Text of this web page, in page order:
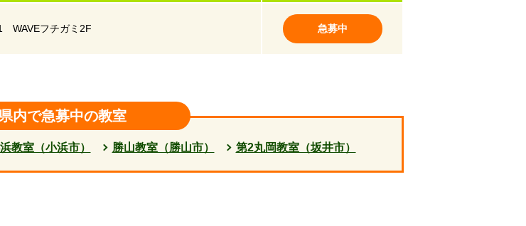
WAVEフチガミ2F 急募中
内で急募中の教室
教室（小浜市） 勝山教室（勝山市） 第2丸岡教室（坂井市）